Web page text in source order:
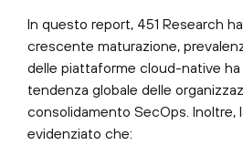
In questo report, 451 Research
crescente maturazione,
delle piattaforme cloud-native
tendenza globale delle
consolidamento SecOps. Inoltre,
evidenziato che: